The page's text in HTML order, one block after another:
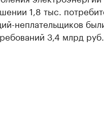
1,8 тыс.
неплательщиков
3,4 млрд руб.